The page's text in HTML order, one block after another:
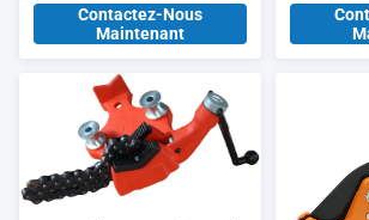
M8 - M18Contactez-Nous
Maintenant
égyptien